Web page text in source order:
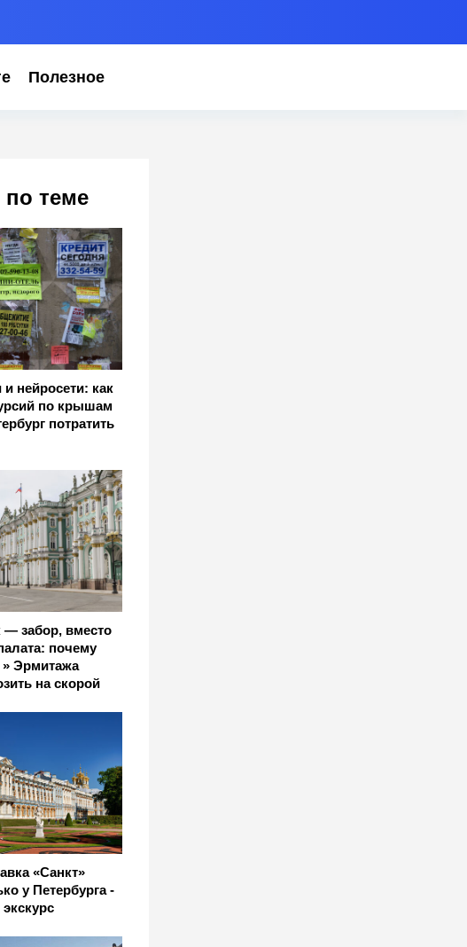
Полезное
теме
нейросети: как
по крышам
потратить
— забор, вместо
почему
» Эрмитажа
на скорой
«Санкт»
у Петербурга -